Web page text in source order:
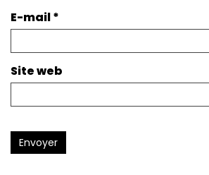
E-mail*
Site web
Envoyer